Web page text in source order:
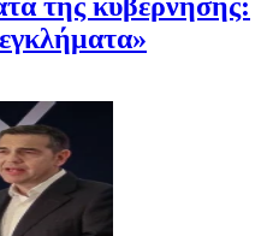
της κυβέρνησης: